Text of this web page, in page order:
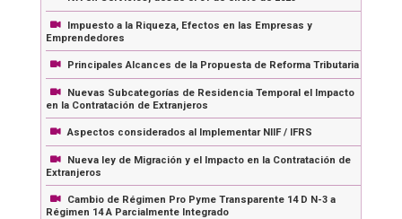
Impuesto a la Riqueza, Efectos en las Empresas y
Emprendedores
Principales Alcances de la Propuesta de Reforma Tributaria
Nuevas Subcategorías de Residencia Temporal el Impacto
en la Contratación de Extranjeros
Aspectos considerados al Implementar NIIF / IFRS
Nueva ley de Migración y el Impacto en la Contratación de
Extranjeros
Cambio de Régimen Pro Pyme Transparente 14 D N-3 a
Régimen 14 A Parcialmente Integrado